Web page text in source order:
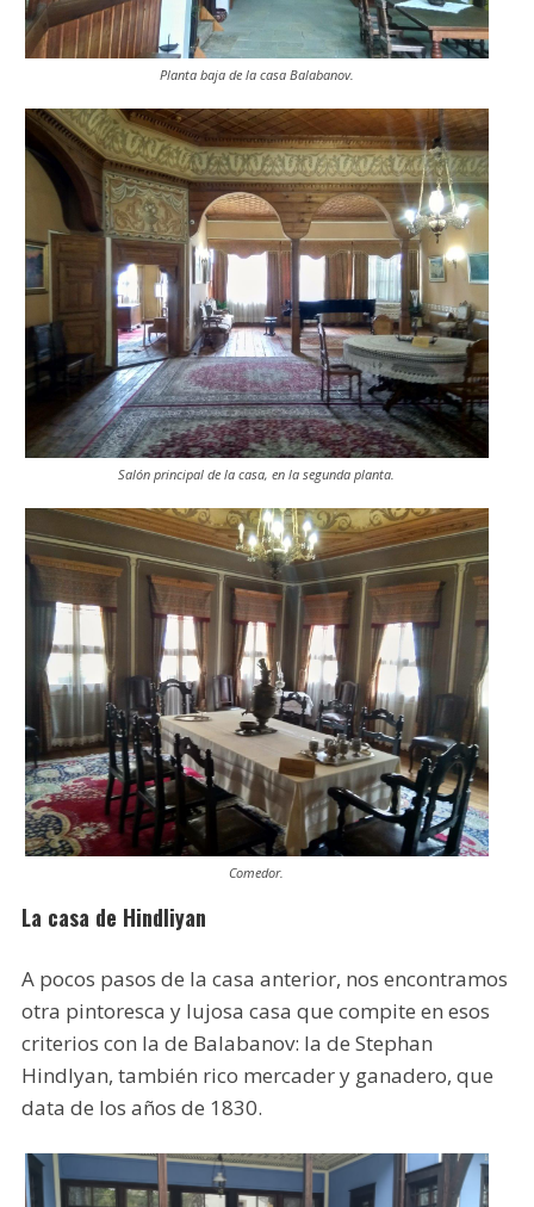
Planta baja de la casa Balabanov.
Salón principal de la casa, en la segunda planta.
Comedor.
La casa de Hindliyan
A pocos pasos de la casa anterior, nos encontramos
otra pintoresca y lujosa casa que compite en esos
criterios con la de Balabanov: la de Stephan
Hindlyan, también rico mercader y ganadero, que
data de los años de 1830.